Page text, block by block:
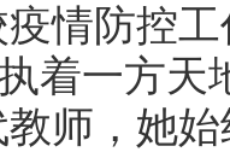
情防控
一方天
师，她